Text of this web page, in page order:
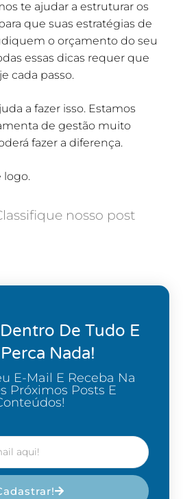
te ajudar a estruturar os
que suas estratégias de
o orçamento do seu
essas dicas requer que
cada passo.
a fazer isso. Estamos
de gestão muito
fazer a diferença.
logo.
nosso post
De Tudo E
Nada!
E-Mail E Receba Na
Próximos Posts E